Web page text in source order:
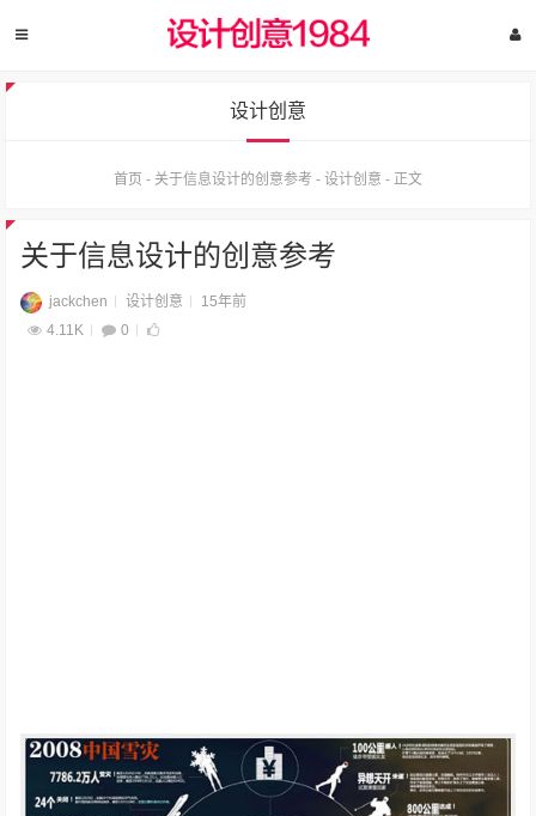
设计创意
首页 - 关于信息设计的创意参考 - 设计创意 - 正文
关于信息设计的创意参考
jackchen 设计创意
15年前
4.11K
0